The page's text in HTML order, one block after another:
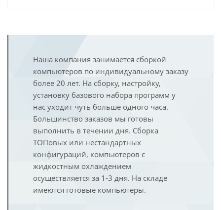
Наша компания занимается сборкой
компьютеров по индивидуальному заказу
более 20 лет. На сборку, настройку,
установку базового набора программ у
нас уходит чуть больше одного часа.
Большинство заказов мы готовы
выполнить в течении дня. Сборка
ТОПовых или нестандартных
конфигураций, компьютеров с
жидкостным охлаждением
осуществляется за 1-3 дня. На складе
имеются готовые компьютеры.